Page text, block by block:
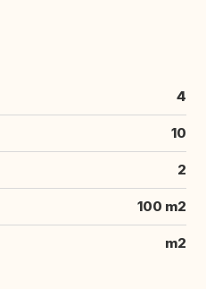
4
10
2
100 m2
m2